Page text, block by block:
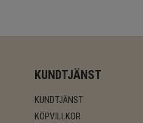
KUNDTJÄNST
KUNDTJÄNST
KÖPVILLKOR